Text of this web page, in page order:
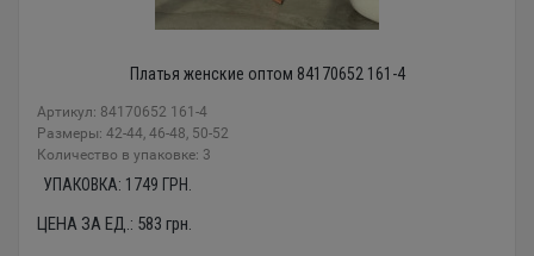
Платья женские оптом 84170652 161-4
Артикул: 84170652 161-4
Размеры: 42-44, 46-48, 50-52
Количество в упаковке: 3
УПАКОВКА: 1749 ГРН.
ЦЕНА ЗА ЕД.: 583 грн.